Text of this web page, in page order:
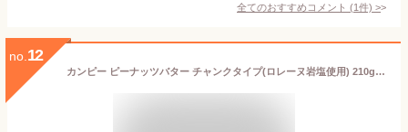
全てのおすすめコメント (1件) >
no. 12
カンピー ピーナッツバター チャンクタイプ(ロレーヌ岩塩使用) 210g瓶×6個入｜ 送料無料 ピーナッツバター チャンク ロレーヌ岩塩 岩塩 スプレッド 粒入り クランチ